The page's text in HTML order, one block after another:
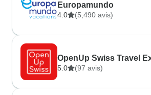
Europamundo
4.0 (5,490 avis)
OpenUp Swiss Travel
5.0 (97 avis)